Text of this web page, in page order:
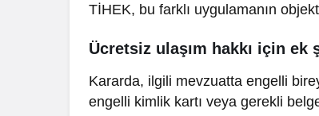
TİHEK, bu farklı uygulamanın
Ücretsiz ulaşım hakkı için ek
Kararda, ilgili mevzuatta engelli
engelli kimlik kartı veya gerekli